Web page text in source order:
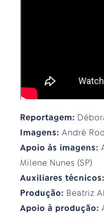
Reportagem:
Imagens: André
Apoio às imagens:
Milene Nunes (SP)
Auxiliares técnicos:
Produção: Beatriz
Apoio à produção: